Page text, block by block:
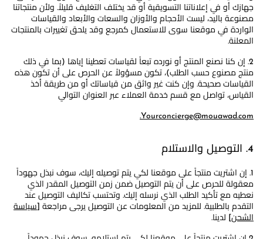
جهازك أو في إعلاناتنا التسويقية أو قد يختلف التغليف قليلاً. ولأن منتجاتنا
مصنوعة باليد، ليست الأحجام والأوزان والسعات والأبعاد والقياسات
الواردة في موقعنا سوى للاستعمال كمرجع وقد يلحق تغييرات بالمنتجات
المعلنة.
2. إن كنا نصنع المنتج أو نورده تبعاً لقياسات تعطينا إياها (بما في ذلك
منتج مصنوع حسب الطلب)، تكون مسؤولاً عن الحرص على أن تكون هذه
القياسات صحيحة. وإن كنت غير واثق من قياساتك أو من طريقة أخذ
القياس، تواصل مع قسم خدمة العملاء عبر العنوان التوالي
Yourconcierge@mouawad.com.
4. التوصيل والاستلام
1. إن اشتريت منتجاً على موقعنا لكي يتم توصيله إليك، سوف نبذل جهوداً
معقولة للحرص على أن يتم التوصيل ضمن زمن التوصيل المقدر الذي
نعطيه مع تأكيد الطلب الذي نرسله إليك. وتحتسب تكاليف التوصيل عند
التقدم بالطلبية. للمزيد من المعلومات عن التوصيل يرجى مراجعة [سياسة
الشحن] لدينا.